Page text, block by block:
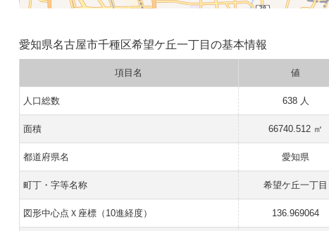
愛知県名古屋市千種区希望ケ丘一丁目の基本情報
項目名 値
人口総数 638 人
面積 66740.512 ㎡
都道府県名 愛知県
町丁・字等名称 希望ケ丘一丁目
図形中心点Ｘ座標（10進経度） 136.969064